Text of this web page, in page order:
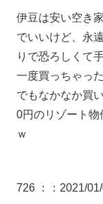
伊豆は安い空き
でいいけど、永
りで恐ろしくて
一度買っちゃっ
でもなかなか買
0円のリゾート
ｗ
726 ： ：2021/